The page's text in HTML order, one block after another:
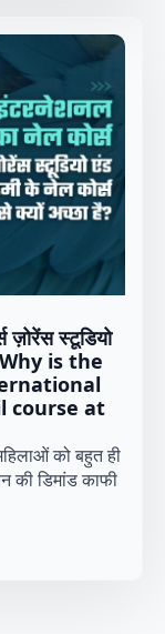
ज़ोरेंस स्टूडियो
Why is the
course at
को बहुत ही
की डिमांड काफी